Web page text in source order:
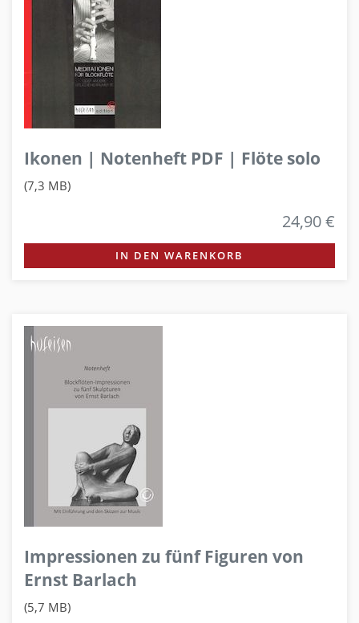
Ikonen | Notenheft PDF | Flöte solo
(7,3 MB)
24,90 €
IN DEN WARENKORB
Impressionen zu fünf Figuren von
Ernst Barlach
(5,7 MB)